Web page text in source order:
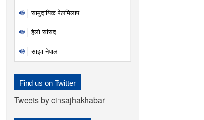
सामुदायिक मेलमिलाप
हेलो सांसद
साझा नेपाल
Find us on Twitter
Tweets by cinsajhakhabar